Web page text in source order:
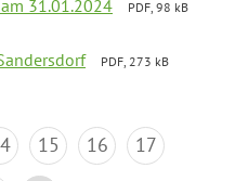
31.01.2024
PDF, 98 kB
PDF, 273 kB
15 16
17